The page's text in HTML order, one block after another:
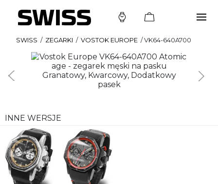
SWISS / ZEGARKI / VOSTOK EUROPE /VK64-640A700
INNE WERSJE